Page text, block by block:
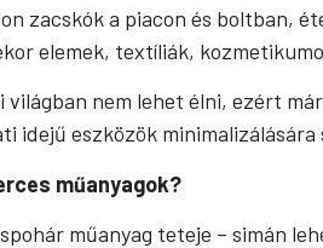
zacskók a piacon és boltban,
elemek, textíliák,
világban nem lehet élni, ezért
idejű eszközök
műanyagok?
műanyag teteje – simán